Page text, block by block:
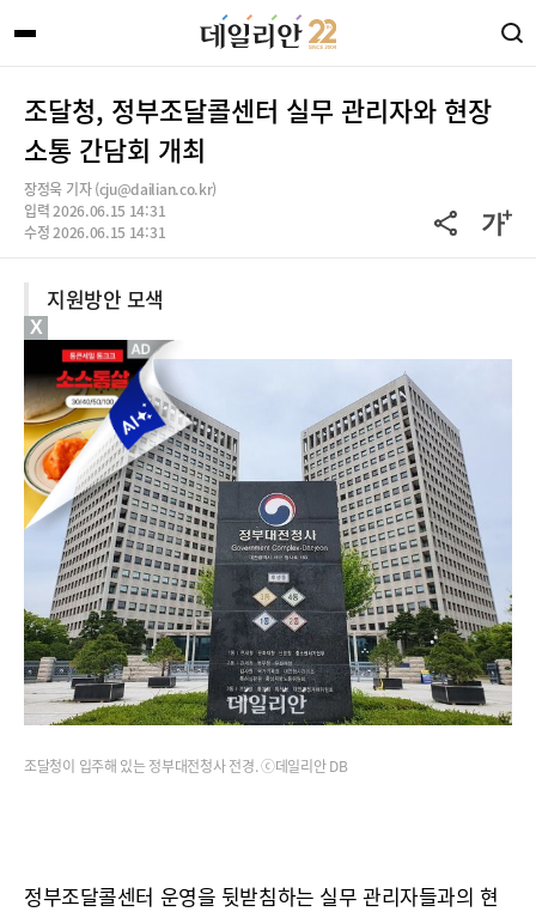
조달청, 정부조달콜센터 실무 관리자와 현장
소통 간담회 개최
장정욱 기자 (cju@dailian.co.kr)
입력 2026.06.15 14:31
수정 2026.06.15 14:31
지원방안 모색
조달청이 입주해 있는 정부대전청사 전경. ⓒ데일리안 DB
정부조달콜센터 운영을 뒷받침하는 실무 관리자들과의 현
X